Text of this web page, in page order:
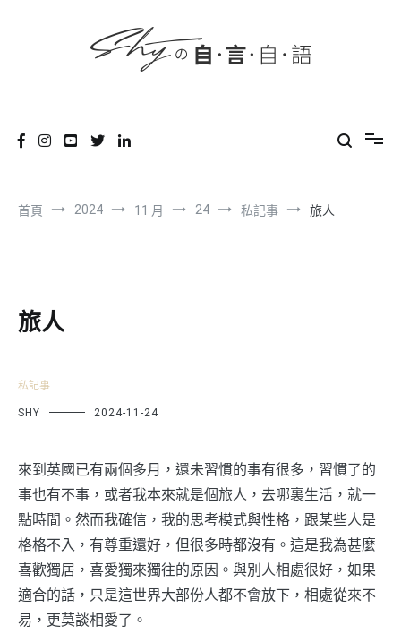
首頁 2024 11 月 24 私記事 旅人
旅人
私記事
SHY 2024-11-24
來到英國已有兩個多月，還未習慣的事有很多，習慣了的
事也有不事，或者我本來就是個旅人，去哪裏生活，就一
點時間。然而我確信，我的思考模式與性格，跟某些人是
格格不入，有尊重還好，但很多時都沒有。這是我為甚麼
喜歡獨居，喜愛獨來獨往的原因。與別人相處很好，如果
適合的話，只是這世界大部份人都不會放下，相處從來不
易，更莫談相愛了。